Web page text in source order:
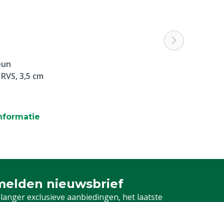
3,5 cm
nieuwsbrief
exclusieve aanbiedingen, het laatste
in voor onze nieuwsbrief